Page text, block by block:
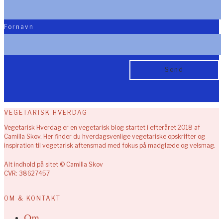
Fornavn
VEGETARISK HVERDAG
Vegetarisk Hverdag er en vegetarisk blog startet i efteråret 2018 af
Camilla Skov. Her finder du hverdagsvenlige vegetariske opskrifter og
inspiration til vegetarisk aftensmad med fokus på madglæde og velsmag.
Alt indhold på sitet © Camilla Skov
CVR: 38627457
OM & KONTAKT